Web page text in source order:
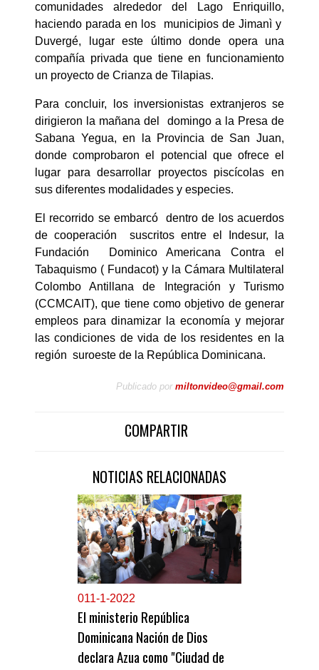
comunidades alrededor del Lago Enriquillo,
haciendo parada en los municipios de Jimanì y
Duvergé, lugar este último donde opera una
compañía privada que tiene en funcionamiento
un proyecto de Crianza de Tilapias.
Para concluir, los inversionistas extranjeros se
dirigieron la mañana del domingo a la Presa de
Sabana Yegua, en la Provincia de San Juan,
donde comprobaron el potencial que ofrece el
lugar para desarrollar proyectos piscícolas en
sus diferentes modalidades y especies.
El recorrido se embarcó dentro de los acuerdos
de cooperación suscritos entre el Indesur, la
Fundación Dominico Americana Contra el
Tabaquismo ( Fundacot) y la Cámara Multilateral
Colombo Antillana de Integración y Turismo
(CCMCAIT), que tiene como objetivo de generar
empleos para dinamizar la economía y mejorar
las condiciones de vida de los residentes en la
región suroeste de la República Dominicana.
Publicado por miltonvideo@gmail.com
COMPARTIR
NOTICIAS RELACIONADAS
011-1-2022
El ministerio República
Dominicana Nación de Dios
declara Azua como "Ciudad de